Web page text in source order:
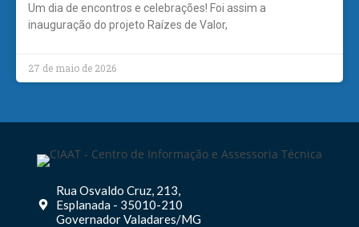
Um dia de encontros e celebrações! Foi assim a
inauguração do projeto Raízes de Valor,
27 de maio de 2026
Rua Osvaldo Cruz, 213,
Esplanada - 35010-210
Governador Valadares/MG